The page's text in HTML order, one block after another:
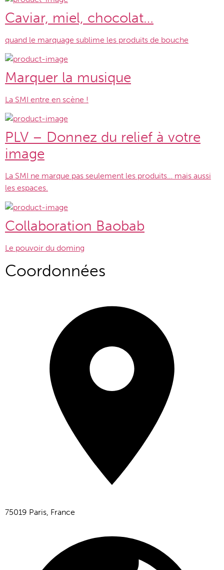
Caviar, miel, chocolat…
quand le marquage sublime les produits de bouche
Marquer la musique
La SMI entre en scène !
PLV – Donnez du relief à votre
image
La SMI ne marque pas seulement les produits… mais aussi
les espaces.
Collaboration Baobab
Le pouvoir du doming
Coordonnées
75019 Paris, France